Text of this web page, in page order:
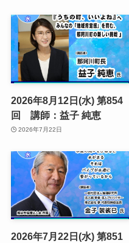
2026年8月12日(水) 第854
回 講師：益子 純恵
2026年7月22日
2026年7月22日(水) 第851